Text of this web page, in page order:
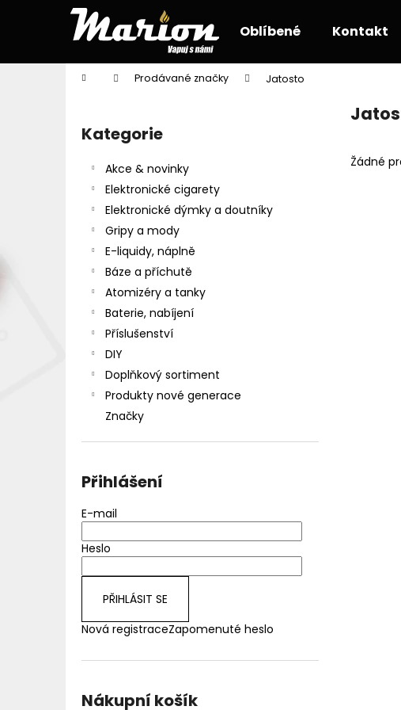
Oblíbené Kontakt
Domů Prodávané značky Jatosto
Přeskočit
kategorie
Kategorie
Akce & novinky
Elektronické cigarety
Elektronické dýmky a doutníky
Gripy a mody
E-liquidy, náplně
Báze a příchutě
Atomizéry a tanky
Baterie, nabíjení
Příslušenství
DIY
Doplňkový sortiment
Produkty nové generace
Značky
Přihlášení
E-mail
Heslo
PŘIHLÁSIT SE
Nová registraceZapomenuté heslo
Nákupní košík
Žádné
í
Zpět
do
Zpět
do
DEKANG DESERT SHIP 10ML 18MG
155 Kč
Původně: 195 Kč